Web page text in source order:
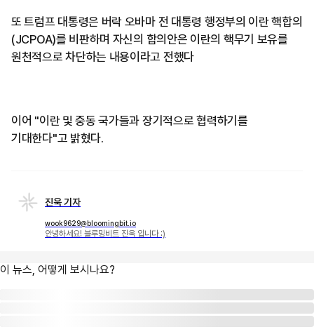
또 트럼프 대통령은 버락 오바마 전 대통령 행정부의 이란 핵합의
(JCPOA)를 비판하며 자신의 합의안은 이란의 핵무기 보유를
원천적으로 차단하는 내용이라고 전했다
이어 "이란 및 중동 국가들과 장기적으로 협력하기를
기대한다"고 밝혔다.
진욱 기자
wook9629@bloomingbit.io
안녕하세요! 블루밍비트 진욱 입니다 :)
이 뉴스, 어떻게 보시나요?